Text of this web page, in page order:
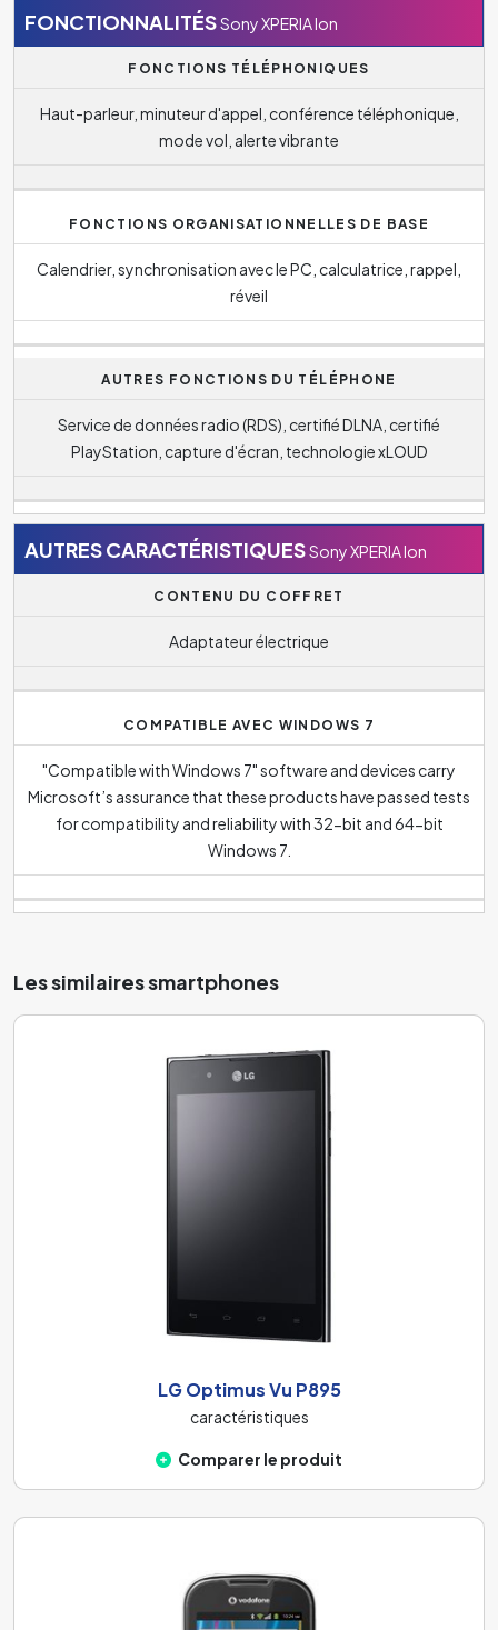
FONCTIONNALITÉSSony XPERIA Ion
FONCTIONS TÉLÉPHONIQUES
Haut-parleur, minuteur d'appel, conférence téléphonique,
mode vol, alerte vibrante
FONCTIONS ORGANISATIONNELLES DE BASE
Calendrier, synchronisation avec le PC, calculatrice, rappel,
réveil
AUTRES FONCTIONS DU TÉLÉPHONE
Service de données radio (RDS), certifié DLNA, certifié
PlayStation, capture d'écran, technologie xLOUD
AUTRES CARACTÉRISTIQUESSony XPERIA Ion
CONTENU DU COFFRET
Adaptateur électrique
COMPATIBLE AVEC WINDOWS 7
"Compatible with Windows 7" software and devices carry
Microsoft’s assurance that these products have passed tests
for compatibility and reliability with 32-bit and 64-bit
Windows 7.
Les similaires smartphones
LG Optimus Vu P895
caractéristiques
Comparer le produit